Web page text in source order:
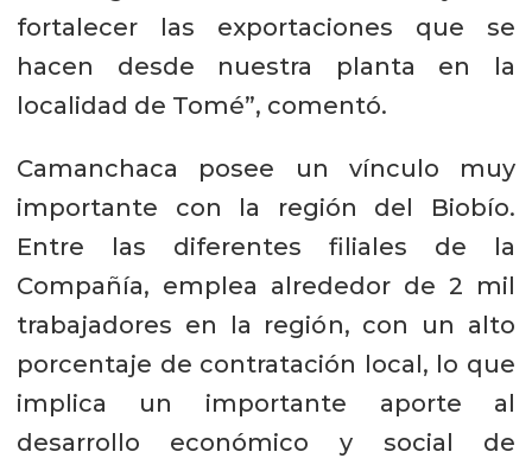
fortalecer las exportaciones que se
hacen desde nuestra planta en la
localidad de Tomé”, comentó.
Camanchaca posee un vínculo muy
importante con la región del Biobío.
Entre las diferentes filiales de la
Compañía, emplea alrededor de 2 mil
trabajadores en la región, con un alto
porcentaje de contratación local, lo que
implica un importante aporte al
desarrollo económico y social de